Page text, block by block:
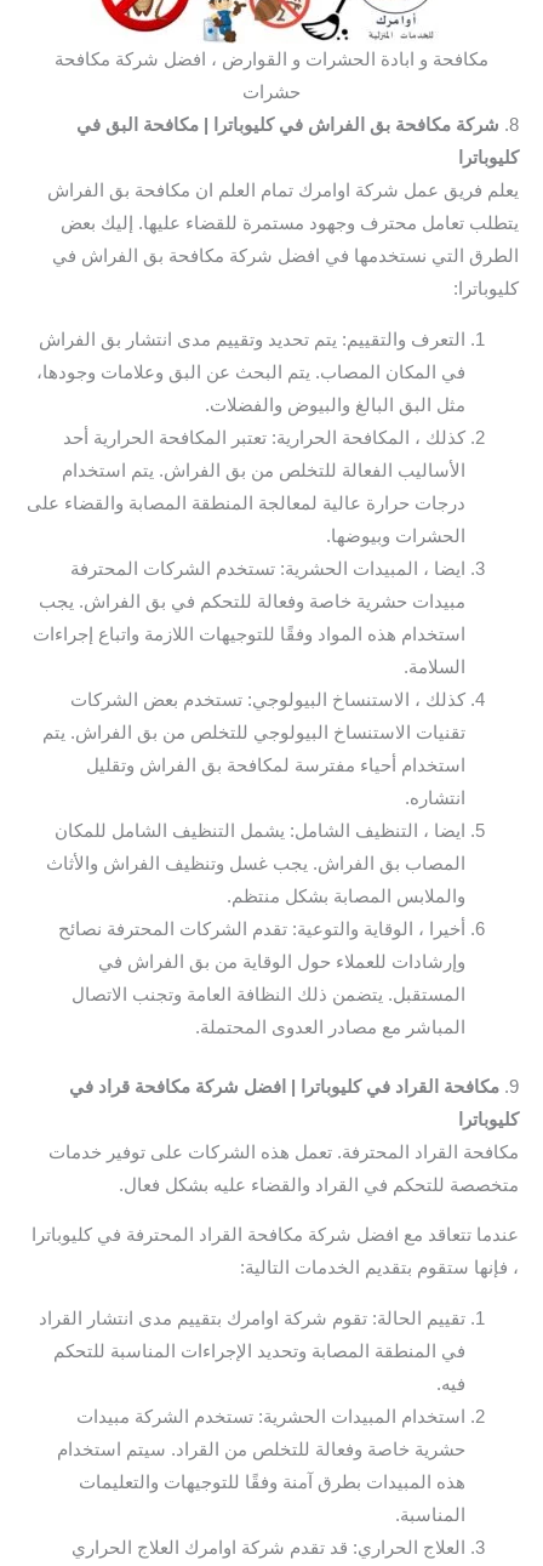
مكافحة و ابادة الحشرات و القوارض ، افضل شركة مكافحة
حشرات
8. شركة مكافحة بق الفراش في كليوباترا
| مكافحة البق في
كليوباترا
يعلم فريق عمل شركة اوامرك تمام العلم ان مكافحة بق الفراش
يتطلب تعامل محترف وجهود مستمرة للقضاء عليها. إليك بعض
الطرق التي نستخدمها في افضل شركة مكافحة بق الفراش في
كليوباترا:
التعرف والتقييم: يتم تحديد وتقييم مدى انتشار بق الفراش
في المكان المصاب. يتم البحث عن البق وعلامات وجودها،
مثل البق البالغ والبيوض والفضلات.
كذلك ، المكافحة الحرارية: تعتبر المكافحة الحرارية أحد
الأساليب الفعالة للتخلص من بق الفراش. يتم استخدام
درجات حرارة عالية لمعالجة المنطقة المصابة والقضاء على
الحشرات وبيوضها.
ايضا ، المبيدات الحشرية: تستخدم الشركات المحترفة
مبيدات حشرية خاصة وفعالة للتحكم في بق الفراش. يجب
استخدام هذه المواد وفقًا للتوجيهات اللازمة واتباع إجراءات
السلامة.
كذلك ، الاستنساخ البيولوجي: تستخدم بعض الشركات
تقنيات الاستنساخ البيولوجي للتخلص من بق الفراش. يتم
استخدام أحياء مفترسة لمكافحة بق الفراش وتقليل
انتشاره.
ايضا ، التنظيف الشامل: يشمل التنظيف الشامل للمكان
المصاب بق الفراش. يجب غسل وتنظيف الفراش والأثاث
والملابس المصابة بشكل منتظم.
أخيرا ، الوقاية والتوعية: تقدم الشركات المحترفة نصائح
وإرشادات للعملاء حول الوقاية من بق الفراش في
المستقبل. يتضمن ذلك النظافة العامة وتجنب الاتصال
المباشر مع مصادر العدوى المحتملة.
9. مكافحة القراد في كليوباترا | افضل شركة مكافحة قراد في
كليوباترا
مكافحة القراد المحترفة. تعمل هذه الشركات على توفير خدمات
متخصصة للتحكم في القراد والقضاء عليه بشكل فعال.
عندما تتعاقد مع افضل شركة مكافحة القراد المحترفة في كليوباترا
، فإنها ستقوم بتقديم الخدمات التالية:
تقييم الحالة: تقوم شركة اوامرك بتقييم مدى انتشار القراد
في المنطقة المصابة وتحديد الإجراءات المناسبة للتحكم
فيه.
استخدام المبيدات الحشرية: تستخدم الشركة مبيدات
حشرية خاصة وفعالة للتخلص من القراد. سيتم استخدام
هذه المبيدات بطرق آمنة وفقًا للتوجيهات والتعليمات
المناسبة.
العلاج الحراري: قد تقدم شركة اوامرك العلاج الحراري